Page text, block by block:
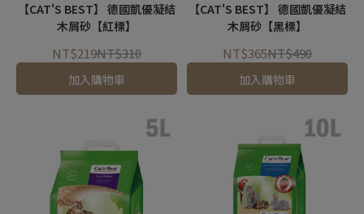
【CAT'S BEST】 德國凱優凝結
木屑砂【紅標】
NT$219NT$310
加入購物車
【CAT'S BEST】 德國凱優凝結
木屑砂【黑標】
NT$365NT$490
加入購物車